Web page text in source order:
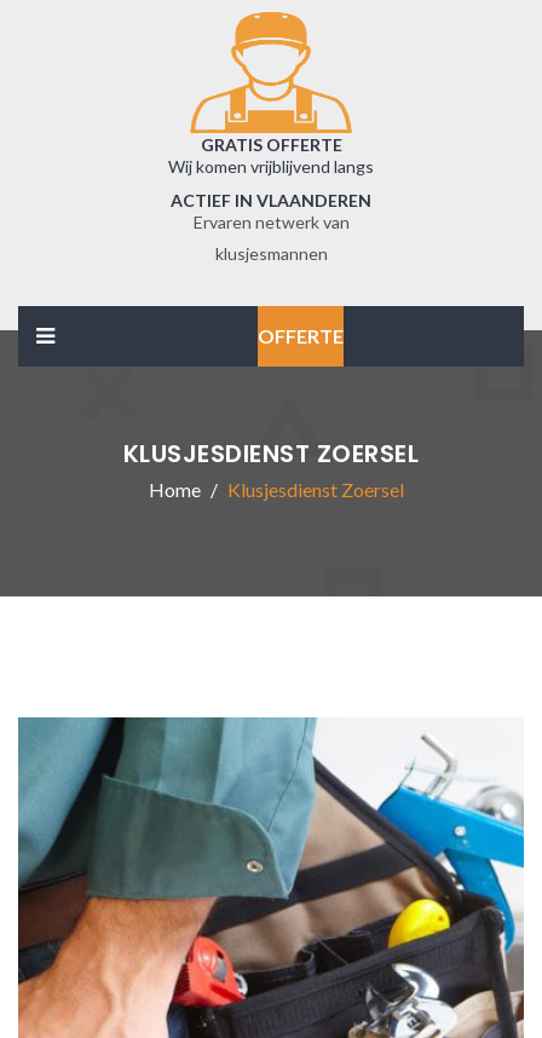
GRATIS OFFERTE
Wij komen vrijblijvend langs
ACTIEF IN VLAANDEREN
Ervaren netwerk van
klusjesmannen
OFFERTE
KLUSJESDIENST ZOERSEL
Home Klusjesdienst Zoersel